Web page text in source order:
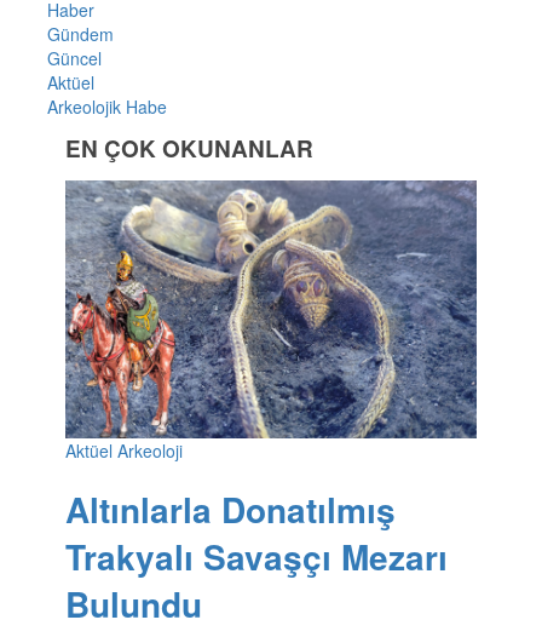
Haber
Gündem
Güncel
Aktüel
Arkeolojik Habe
EN ÇOK OKUNANLAR
Aktüel Arkeoloji
Altınlarla Donatılmış
Trakyalı Savaşçı Mezarı
Bulundu